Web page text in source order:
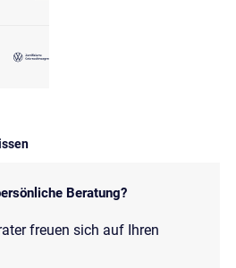
Beratung?
freuen sich auf Ihren